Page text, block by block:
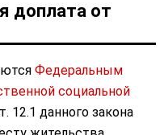
доплата от
Федеральным
социальной
12.1 данного закона